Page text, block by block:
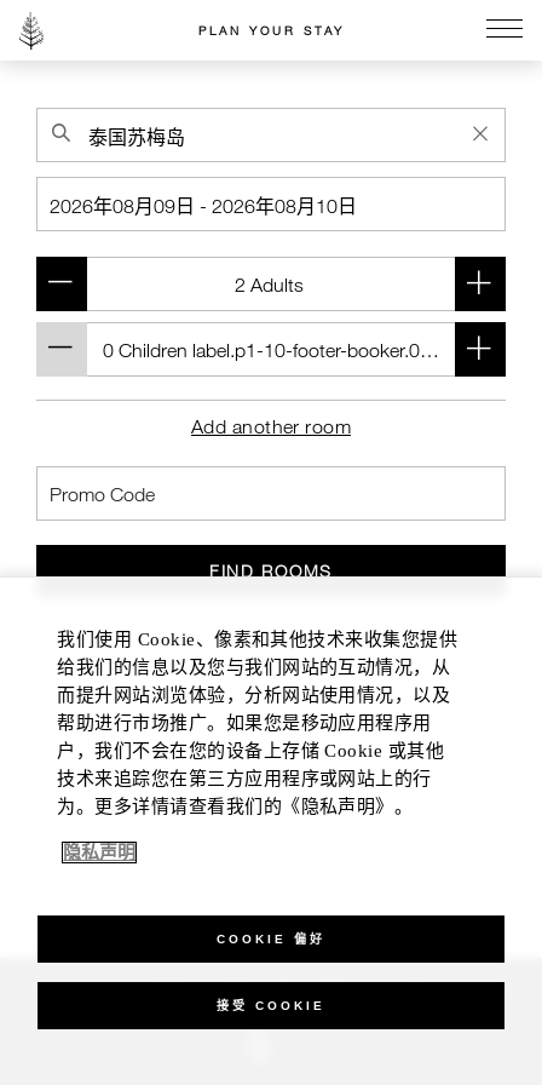
PLAN YOUR STAY
Add another room
FIND ROOMS
_Four Seasons Hotels Limited 1997-2026. All Rights Reserved.
我们使用 Cookie、像素和其他技术来收集您提供
给我们的信息以及您与我们网站的互动情况，从
而提升网站浏览体验，分析网站使用情况，以及
帮助进行市场推广。如果您是移动应用程序用
户，我们不会在您的设备上存储 Cookie 或其他
技术来追踪您在第三方应用程序或网站上的行
为。更多详情请查看我们的《隐私声明》。
隐私声明
COOKIE 偏好
接受 COOKIE